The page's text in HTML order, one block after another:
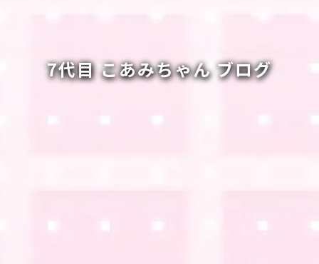
7代目 こあみちゃん ブログ